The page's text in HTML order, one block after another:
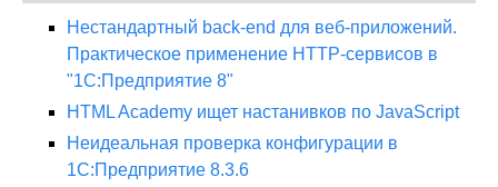
Нестандартный back-end для веб-приложений.
Практическое применение HTTP-сервисов в
"1С:Предприятие 8"
HTML Academy ищет настанивков по JavaScript
Неидеальная проверка конфигурации в
1С:Предприятие 8.3.6